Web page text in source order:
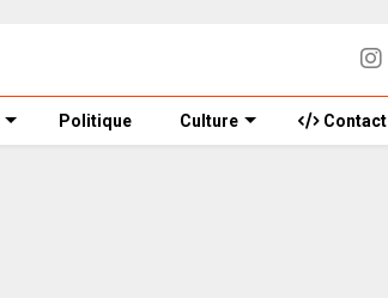
Politique Culture Contact